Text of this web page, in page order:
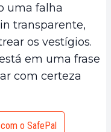
uma falha
transparente,
os vestígios.
em uma frase
com certeza
o SafePal